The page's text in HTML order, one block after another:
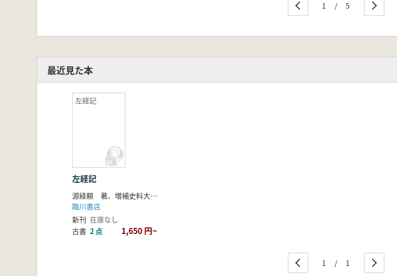
1 / 5
最近見た本
左経記
左経記
源経頼 著、増補史料大成刊行会 編
臨川書店
新刊 在庫なし
古書 2 点 1,650 円~
1 / 1